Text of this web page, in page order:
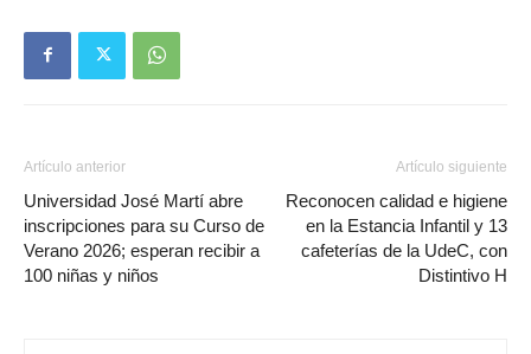
Artículo anterior
Universidad José Martí abre
inscripciones para su Curso de
Verano 2026; esperan recibir a
100 niñas y niños
Artículo siguiente
Reconocen calidad e higiene
en la Estancia Infantil y 13
cafeterías de la UdeC, con
Distintivo H